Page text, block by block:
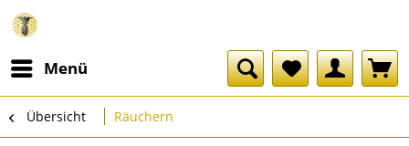
Menü
Übersicht Räuchern